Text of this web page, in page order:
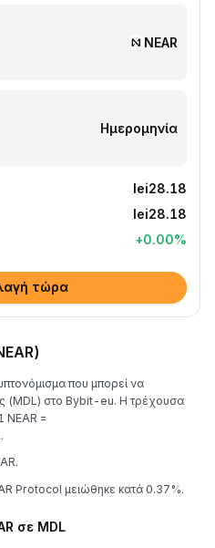
NEAR
Ημερομηνία
lei28.18
lei28.18
+0.00%
τώρα
που μπορεί να
(MDL) στο Bybit-eu. Η τρέχουσα
NEAR =
Protocol μειώθηκε κατά 0.37%.
σε MDL